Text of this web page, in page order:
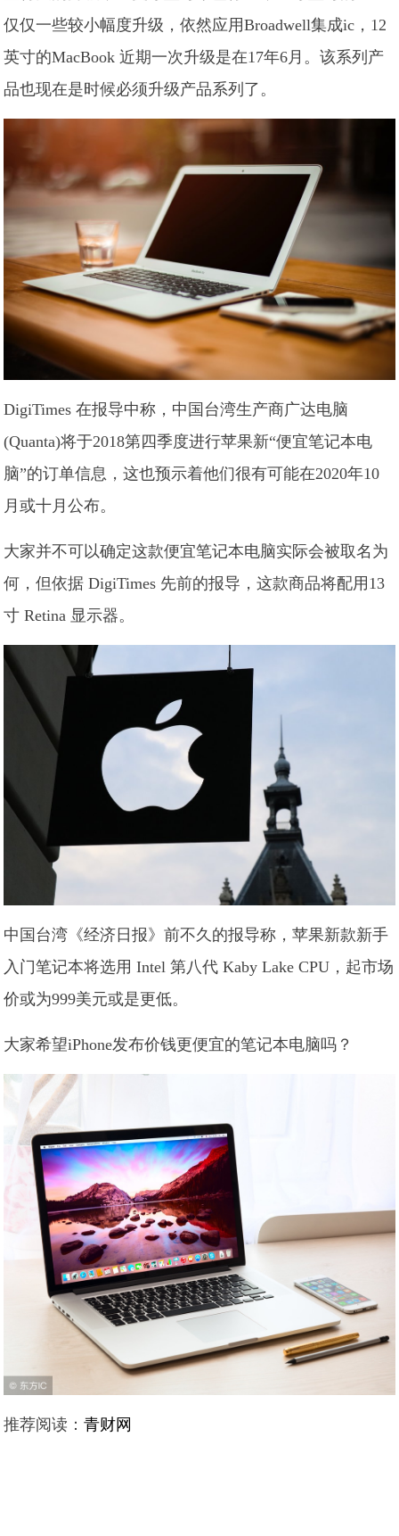
仅仅一些较小幅度升级，依然应用Broadwell集成ic，12
英寸的MacBook 近期一次升级是在17年6月。该系列产
品也现在是时候必须升级产品系列了。
DigiTimes 在报导中称，中国台湾生产商广达电脑
(Quanta)将于2018第四季度进行苹果新“便宜笔记本电
脑”的订单信息，这也预示着他们很有可能在2020年10
月或十月公布。
大家并不可以确定这款便宜笔记本电脑实际会被取名为
何，但依据 DigiTimes 先前的报导，这款商品将配用13
寸 Retina 显示器。
中国台湾《经济日报》前不久的报导称，苹果新款新手
入门笔记本将选用 Intel 第八代 Kaby Lake CPU，起市场
价或为999美元或是更低。
大家希望iPhone发布价钱更便宜的笔记本电脑吗？
推荐阅读：青财网